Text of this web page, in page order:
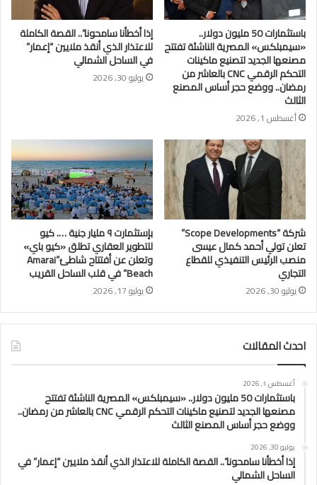
باستثمارات 50 مليون دولار..
«سيمبلكس» المصرية الناشئة تفتتح
مصنعها الجديد لتصنيع ماكينات
التحكم الرقمي CNC بالعاشر من
رمضان.. ووضع حجر أساس المصنع
الثالث
أغسطس 1, 2026
إذا أخطأنا سامحونا”.. القصة الكاملة
للاعتذار الذي أنقذ ملايين “إعمار”
في الساحل الشمالي
يوليو 30, 2026
شركة “Scope Developments”
تعلن تولي أحمد كمال عيسى
منصب الرئيس التنفيذي للقطاع
التجاري
يوليو 30, 2026
بإستثمارت ٩ مليار جنية …. كيو
للتطوير العقاري تطلق «كيو باي»
وتعلن عن أفتتاح شاطئ”Amarai
Beach” في قلب الساحل القريب
يوليو 17, 2026
احدث المقالات
أغسطس 1, 2026
باستثمارات 50 مليون دولار.. «سيمبلكس» المصرية الناشئة تفتتح
مصنعها الجديد لتصنيع ماكينات التحكم الرقمي CNC بالعاشر من رمضان..
ووضع حجر أساس المصنع الثالث
يوليو 30, 2026
إذا أخطأنا سامحونا”.. القصة الكاملة للاعتذار الذي أنقذ ملايين “إعمار” في
الساحل الشمالي